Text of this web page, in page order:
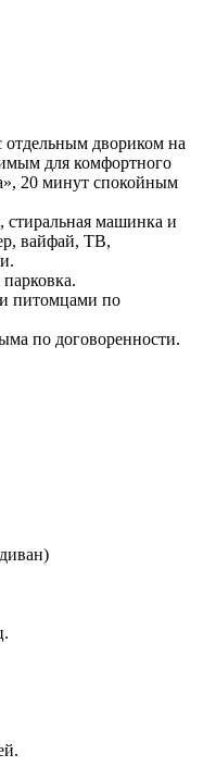
двориком на
для комфортного
20 минут спокойным
стиральная машинка и
вайфай, ТВ,
питомцами по
по договоренности.